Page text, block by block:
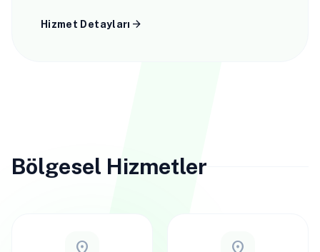
Hizmet Detayları arrow_forward
Bölgesel Hizmetler